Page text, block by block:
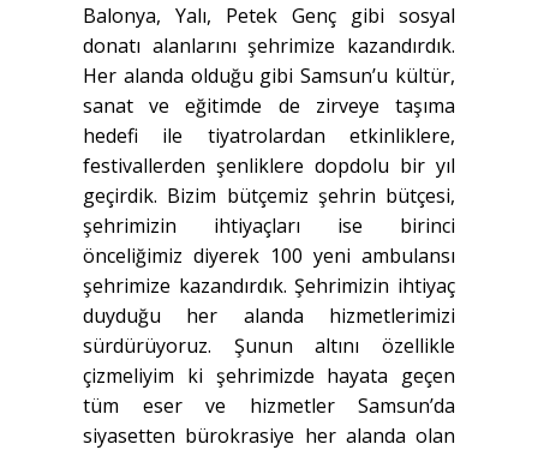
Balonya, Yalı, Petek Genç gibi sosyal
donatı alanlarını şehrimize kazandırdık.
Her alanda olduğu gibi Samsun’u kültür,
sanat ve eğitimde de zirveye taşıma
hedefi ile tiyatrolardan etkinliklere,
festivallerden şenliklere dopdolu bir yıl
geçirdik. Bizim bütçemiz şehrin bütçesi,
şehrimizin ihtiyaçları ise birinci
önceliğimiz diyerek 100 yeni ambulansı
şehrimize kazandırdık. Şehrimizin ihtiyaç
duyduğu her alanda hizmetlerimizi
sürdürüyoruz. Şunun altını özellikle
çizmeliyim ki şehrimizde hayata geçen
tüm eser ve hizmetler Samsun’da
siyasetten bürokrasiye her alanda olan